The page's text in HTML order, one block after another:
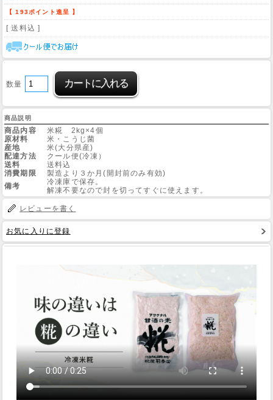
Site
【 193ポイント進呈 】
[ 送料込 ]
数量
商品説明
商品内容
米糀 2kg×4個
原材料
米・こうじ菌
産地
米(大分県産)
配達方法
クール便(冷凍）
送料
送料込
消費期限
製造より３か月(開封前のみ有効)
備考
冷凍庫で保存。
解凍不要なので封を切ってすぐに使えます。
レビューを書く
お気に入りに登録